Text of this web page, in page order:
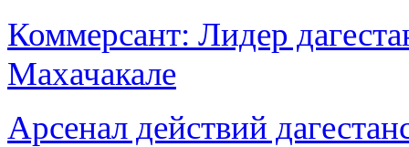
Коммерсант: Лидер
Махачакале
Арсенал действий